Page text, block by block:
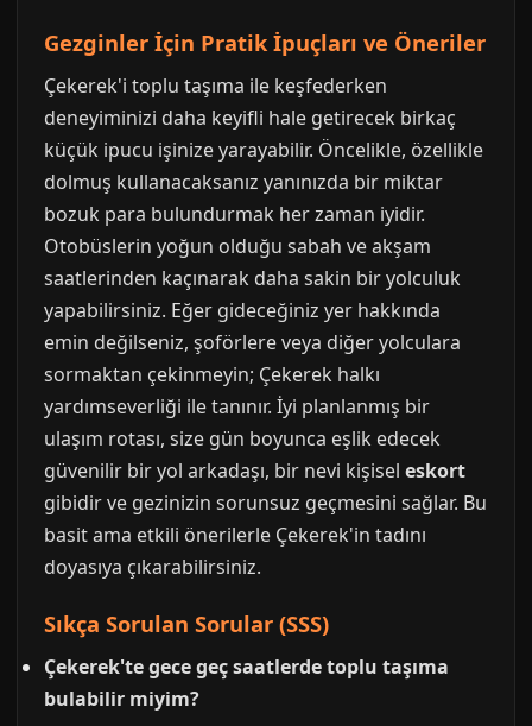
Gezginler İçin Pratik İpuçları ve Öneriler
Çekerek'i toplu taşıma ile keşfederken
deneyiminizi daha keyifli hale getirecek birkaç
küçük ipucu işinize yarayabilir. Öncelikle, özellikle
dolmuş kullanacaksanız yanınızda bir miktar
bozuk para bulundurmak her zaman iyidir.
Otobüslerin yoğun olduğu sabah ve akşam
saatlerinden kaçınarak daha sakin bir yolculuk
yapabilirsiniz. Eğer gideceğiniz yer hakkında
emin değilseniz, şoförlere veya diğer yolculara
sormaktan çekinmeyin; Çekerek halkı
yardımseverliği ile tanınır. İyi planlanmış bir
ulaşım rotası, size gün boyunca eşlik edecek
güvenilir bir yol arkadaşı, bir nevi kişisel eskort
gibidir ve gezinizin sorunsuz geçmesini sağlar. Bu
basit ama etkili önerilerle Çekerek'in tadını
doyasıya çıkarabilirsiniz.
Sıkça Sorulan Sorular (SSS)
Çekerek'te gece geç saatlerde toplu taşıma
bulabilir miyim?